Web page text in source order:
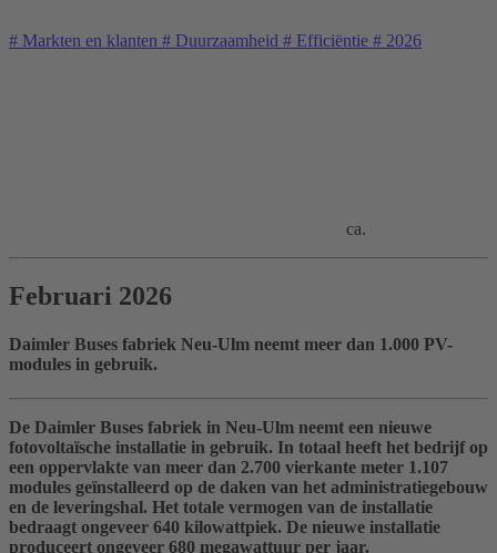
# Markten en klanten # Duurzaamheid # Efficiëntie # 2026
ca.
Februari 2026
Daimler Buses fabriek Neu-Ulm neemt meer dan 1.000 PV-
modules in gebruik.
De Daimler Buses fabriek in Neu-Ulm neemt een nieuwe
fotovoltaïsche installatie in gebruik. In totaal heeft het bedrijf op
een oppervlakte van meer dan 2.700 vierkante meter 1.107
modules geïnstalleerd op de daken van het administratiegebouw
en de leveringshal. Het totale vermogen van de installatie
bedraagt ongeveer 640 kilowattpiek. De nieuwe installatie
produceert ongeveer 680 megawattuur per jaar.